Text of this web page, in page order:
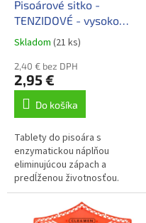
Pisoárové sitko -
TENZIDOVÉ - vysoko
účinné
Skladom (21 ks)
2,40 € bez DPH
2,95 €
Do košíka
Tablety do pisoára s
enzymatickou náplňou
eliminujúcou zápach a
predĺženou životnosťou.